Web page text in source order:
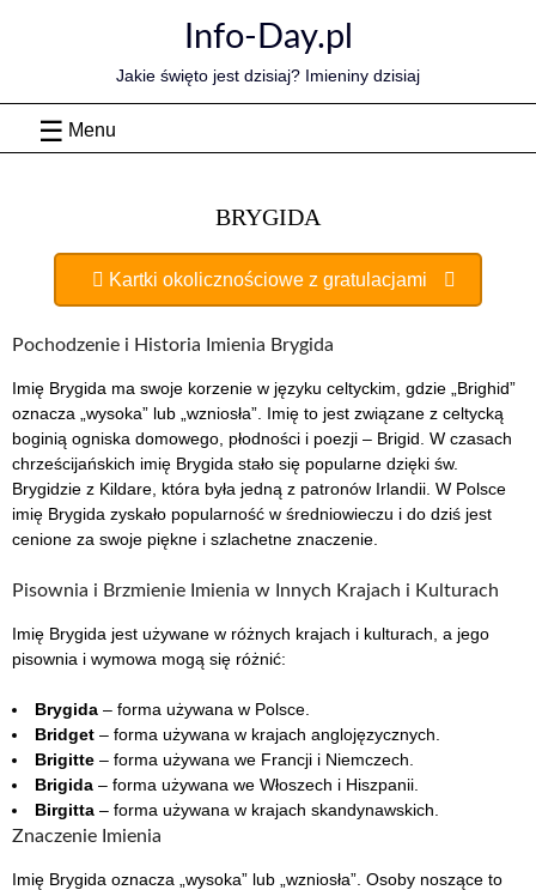
Info-Day.pl
Jakie święto jest dzisiaj? Imieniny dzisiaj
Menu
BRYGIDA
Kartki okolicznościowe z gratulacjami
Pochodzenie i Historia Imienia Brygida
Imię Brygida ma swoje korzenie w języku celtyckim, gdzie „Brighid”
oznacza „wysoka” lub „wzniosła”. Imię to jest związane z celtycką
boginią ogniska domowego, płodności i poezji – Brigid. W czasach
chrześcijańskich imię Brygida stało się popularne dzięki św.
Brygidzie z Kildare, która była jedną z patronów Irlandii. W Polsce
imię Brygida zyskało popularność w średniowieczu i do dziś jest
cenione za swoje piękne i szlachetne znaczenie.
Pisownia i Brzmienie Imienia w Innych Krajach i Kulturach
Imię Brygida jest używane w różnych krajach i kulturach, a jego
pisownia i wymowa mogą się różnić:
Brygida – forma używana w Polsce.
Bridget – forma używana w krajach anglojęzycznych.
Brigitte – forma używana we Francji i Niemczech.
Brigida – forma używana we Włoszech i Hiszpanii.
Birgitta – forma używana w krajach skandynawskich.
Znaczenie Imienia
Imię Brygida oznacza „wysoka” lub „wzniosła”. Osoby noszące to